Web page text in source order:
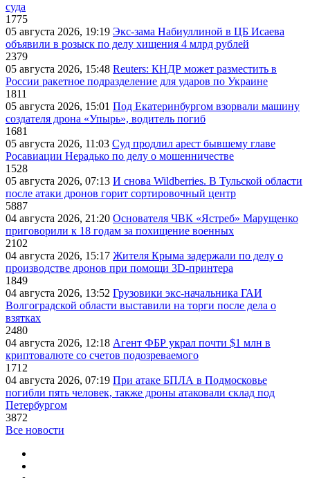
суда
1775
05 августа 2026, 19:19 Экс-зама Набиуллиной в ЦБ Исаева
объявили в розыск по делу хищения 4 млрд рублей
2379
05 августа 2026, 15:48 Reuters: КНДР может разместить в
России ракетное подразделение для ударов по Украине
1811
05 августа 2026, 15:01 Под Екатеринбургом взорвали машину
создателя дрона «Упырь», водитель погиб
1681
05 августа 2026, 11:03 Суд продлил арест бывшему главе
Росавиации Нерадько по делу о мошенничестве
1528
05 августа 2026, 07:13 И снова Wildberries. В Тульской области
после атаки дронов горит сортировочный центр
5887
04 августа 2026, 21:20 Основателя ЧВК «Ястреб» Марущенко
приговорили к 18 годам за похищение военных
2102
04 августа 2026, 15:17 Жителя Крыма задержали по делу о
производстве дронов при помощи 3D‑принтера
1849
04 августа 2026, 13:52 Грузовики экс-начальника ГАИ
Волгоградской области выставили на торги после дела о
взятках
2480
04 августа 2026, 12:18 Агент ФБР украл почти $1 млн в
криптовалюте со счетов подозреваемого
1712
04 августа 2026, 07:19 При атаке БПЛА в Подмосковье
погибли пять человек, также дроны атаковали склад под
Петербургом
3872
Все новости